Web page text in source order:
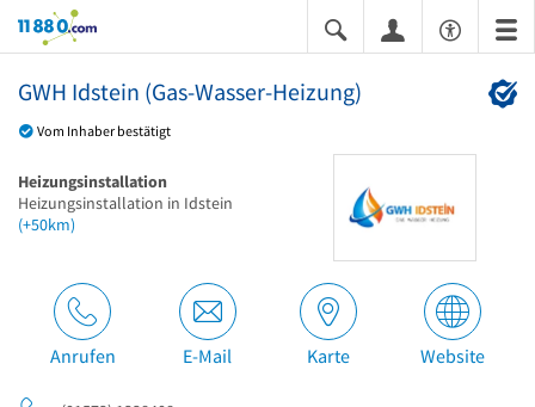
11880.com
GWH Idstein (Gas-Wasser-Heizung)
Vom Inhaber bestätigt
Heizungsinstallation
Heizungsinstallation in Idstein
(+50km)
Anrufen E-Mail Karte Website